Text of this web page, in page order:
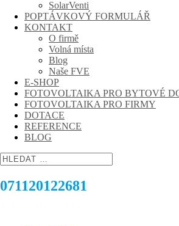
SolarVenti
POPTÁVKOVÝ FORMULÁŘ
KONTAKT
O firmě
Volná místa
Blog
Naše FVE
E-SHOP
FOTOVOLTAIKA PRO BYTOVÉ
FOTOVOLTAIKA PRO FIRMY
DOTACE
REFERENCE
BLOG
071120122681